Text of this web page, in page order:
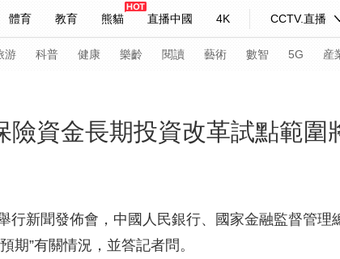
體育 教育 熊貓 直播中國 4K CCTV.直播
妙語 熱解讀 天天學習
持人 下載央視影音
游 科普 健康 樂齡 閱讀 藝術 數智 5G 産
習式妙語 央視快評 央視網評 光華銳評 鋒面
道 VR/AR 4K專區 全景新聞
險資金長期投資改革試點範圍
行新聞發佈會，中國人民銀行、國家金融監督管理
期”有關情況，並答記者問。